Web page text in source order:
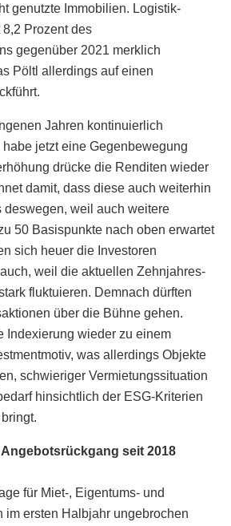
genutzte Immobilien. Logistik-
8,2 Prozent des
gegenüber 2021 merklich
Pöltl allerdings auf einen
Jahren kontinuierlich
jetzt eine Gegenbewegung
drücke die Renditen wieder
damit, dass diese auch weiterhin
deswegen, weil auch weitere
50 Basispunkte nach oben erwartet
sich heuer die Investoren
weil die aktuellen Zehnjahres-
fluktuieren. Demnach dürften
über die Bühne gehen.
Indexierung wieder zu einem
was allerdings Objekte
schwieriger Vermietungssituation
hinsichtlich der ESG-Kriterien
seit 2018
für Miet-, Eigentums- und
im ersten Halbjahr ungebrochen